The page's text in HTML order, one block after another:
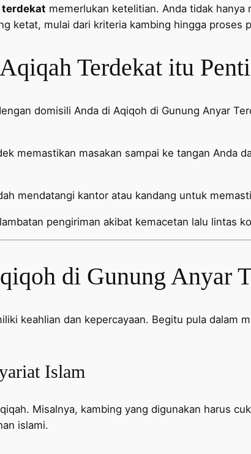
terdekat memerlukan ketelitian. Anda tidak
ketat, mulai dari kriteria kambing hingga proses
Terdekat itu
domisili Anda di Aqiqoh di Gunung Anyar
memastikan masakan sampai ke tangan Anda
mendatangi kantor atau kandang untuk
pengiriman akibat kemacetan lalu lintas
di Gunung Anyar
keahlian dan kepercayaan. Begitu pula dalam
Islam
Misalnya, kambing yang digunakan harus
islami.